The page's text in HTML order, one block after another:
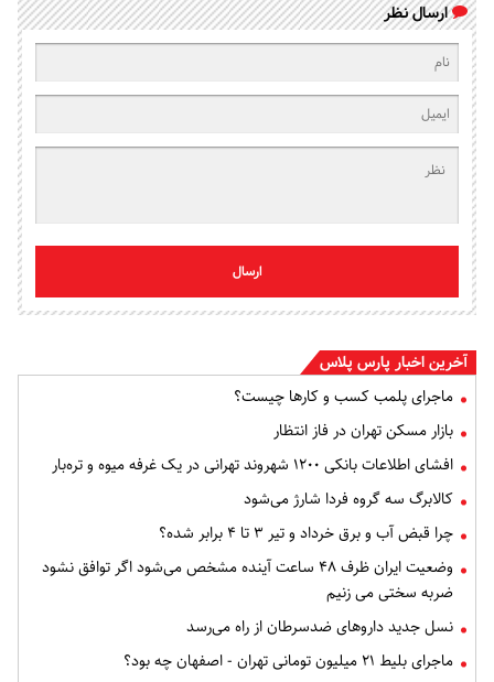
ارسال نظر
ارسال
آخرین اخبار پارس پلاس
ماجرای پلمب کسب و کارها چیست؟
بازار مسکن تهران در فاز انتظار
افشای اطلاعات بانکی ۱۲۰۰ شهروند تهرانی در یک غرفه میوه و تره‌بار
کالابرگ سه گروه فردا شارژ می‌شود
چرا قبض آب و برق خرداد و تیر ۳ تا ۴ برابر شده؟
وضعیت ایران ظرف ۴۸ ساعت آینده مشخص می‌شود اگر توافق نشود
ضربه سختی می زنیم
نسل جدید داروهای ضدسرطان از راه می‌رسد
ماجرای بلیط ۲۱ میلیون تومانی تهران - اصفهان چه بود؟